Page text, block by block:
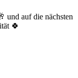
und auf die nächsten
🍀